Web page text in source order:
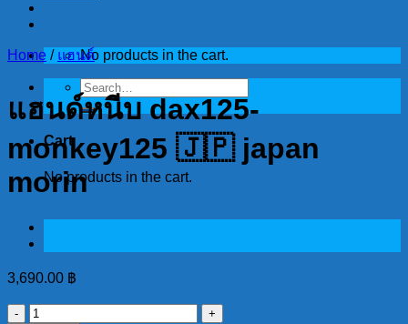
No products in the cart.
Search
for:
Cart
No products in the cart.
Home / แฮนด์
แฮนด์หนีบ dax125-
monkey125 🇯🇵 japan
morin
3,690.00 ฿
แฮนด์